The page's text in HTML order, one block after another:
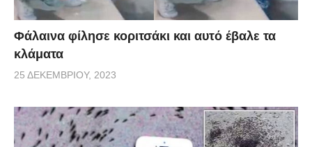
Φάλαινα φίλησε κοριτσάκι και αυτό έβαλε τα
κλάματα
25 ΔΕΚΕΜΒΡΊΟΥ, 2023